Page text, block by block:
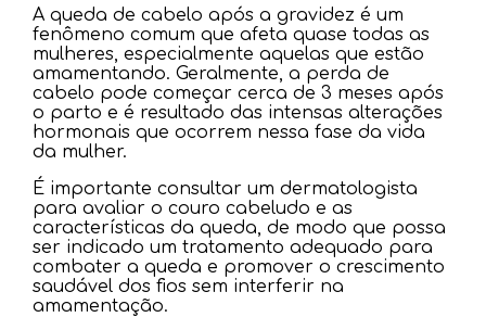
A queda de cabelo após a gravidez é um
fenômeno comum que afeta quase todas as
mulheres, especialmente aquelas que estão
amamentando. Geralmente, a perda de
cabelo pode começar cerca de 3 meses após
o parto e é resultado das intensas alterações
hormonais que ocorrem nessa fase da vida
da mulher.
É importante consultar um dermatologista
para avaliar o couro cabeludo e as
características da queda, de modo que possa
ser indicado um tratamento adequado para
combater a queda e promover o crescimento
saudável dos fios sem interferir na
amamentação.